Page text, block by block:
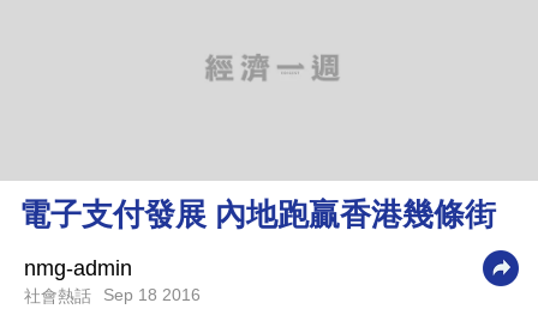
理
財
業
電子支付發展 內地跑贏香港幾條街
nmg-admin
社會熱話 Sep 18 2016